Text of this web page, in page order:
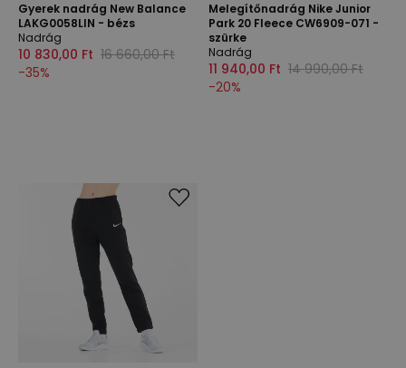
Gyerek nadrág New Balance
LAKG0058LIN - bézs
Nadrág
10 830,00 Ft 16 660,00 Ft
-35%
Melegítőnadrág Nike Junior
Park 20 Fleece CW6909-071 -
szürke
Nadrág
11 940,00 Ft 14 990,00 Ft
-20%